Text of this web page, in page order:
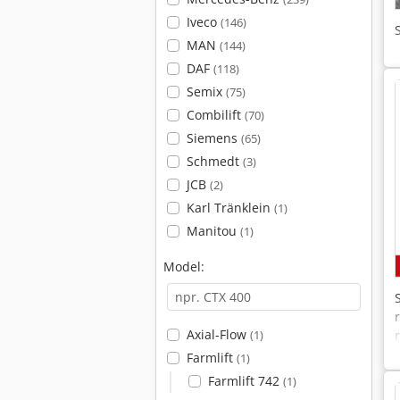
Iveco (146)
MAN (144)
DAF (118)
Semix (75)
Combilift (70)
Siemens (65)
Schmedt (3)
JCB (2)
Karl Tränklein (1)
Manitou (1)
Model:
Axial-Flow (1)
Farmlift (1)
Farmlift 742 (1)